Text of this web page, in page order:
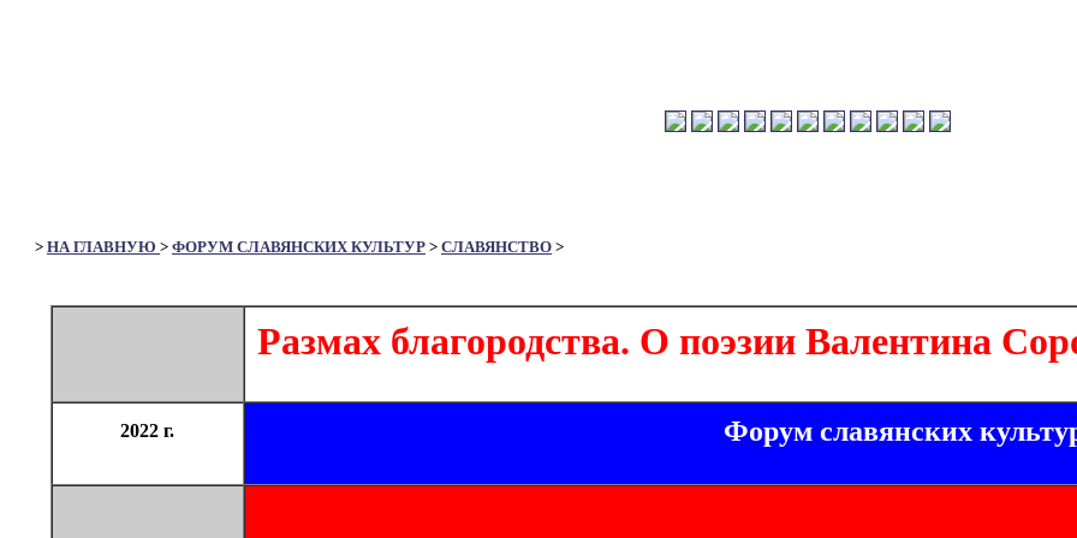
> НА ГЛАВНУЮ > ФОРУМ СЛАВЯНСКИХ КУЛЬТУР > СЛАВЯНСТВО >
Размах благородства. О поэзии Валентина
2022 г. Форум славянских